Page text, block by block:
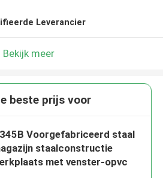
Leverancier
Bekijk meer
beste prijs voor
Voorgefabriceerd staal
staalconstructie
met venster-opvc